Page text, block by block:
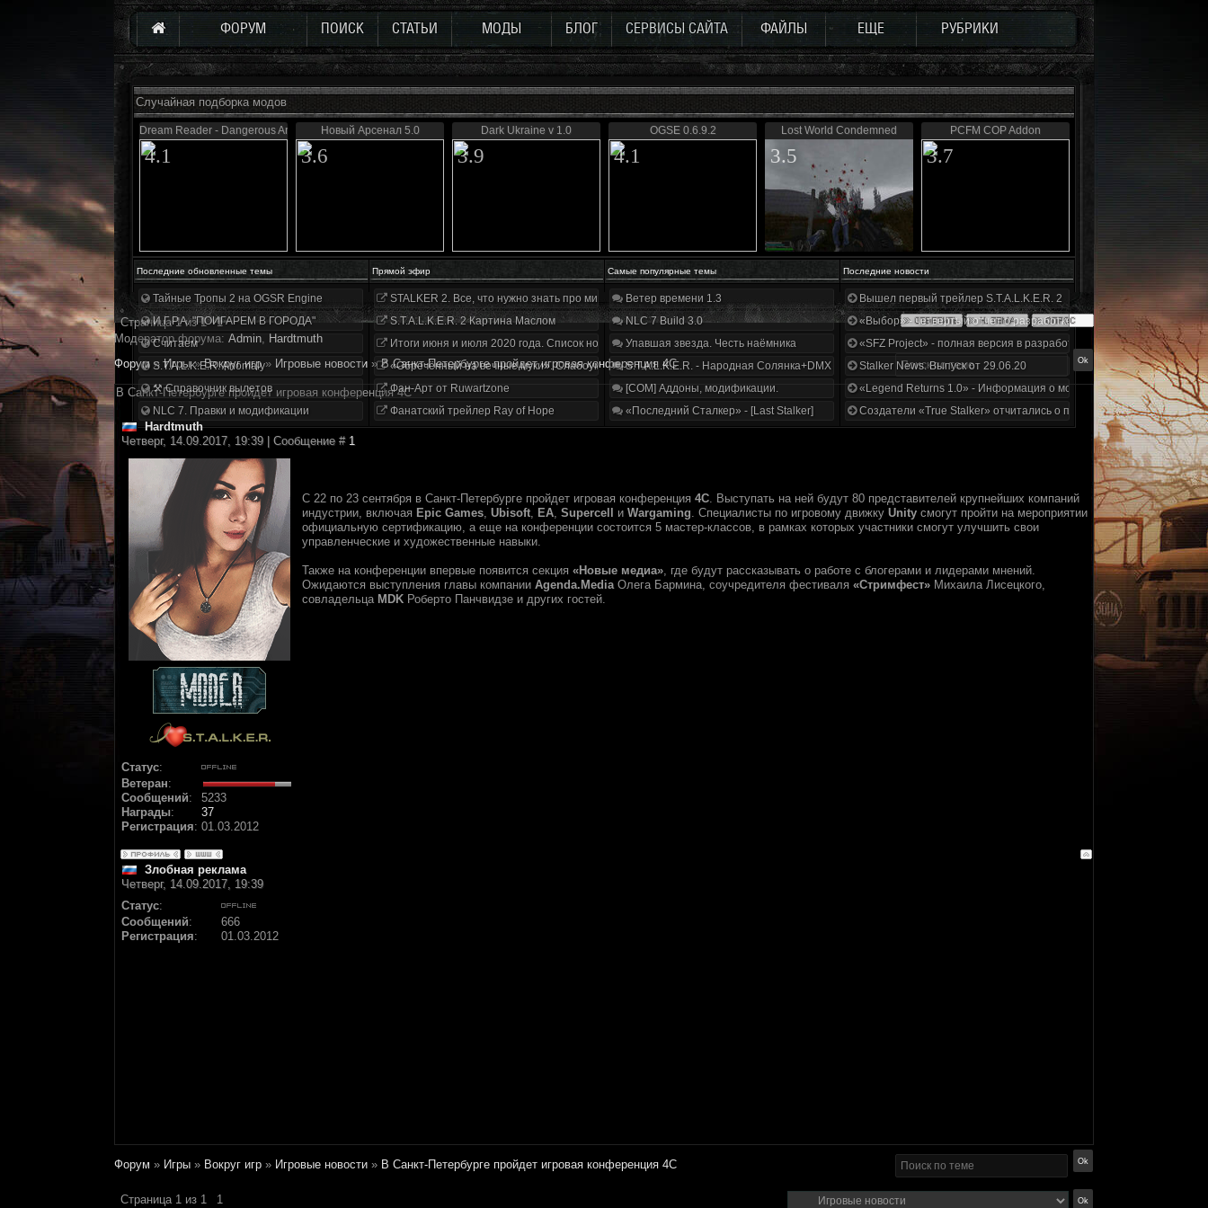
ФОРУМ ПОИСК СТАТЬИ МОДЫ БЛОГ СЕРВИСЫ САЙТА ФАЙЛЫ ЕЩЕ РУБРИКИ
Случайная подборка модов
Dream Reader - Dangerous Area
4.1
Новый Арсенал 5.0
3.6
Dark Ukraine v 1.0
3.9
OGSE 0.6.9.2
4.1
Lost World Condemned
3.5
PCFM COP Addon
3.7
Последние обновленные темы Прямой эфир Самые популярные темы Последние новости
Тайные Тропы 2 на OGSR Engine
И.Г.Р.А. "ПОИГАРЕМ В ГОРОДА"
Считаем
S.T.A.L.K.E.R. Anomaly
⚒ Справочник вылетов
NLC 7. Правки и модификации
STALKER 2. Все, что нужно знать про мир, геймплей и сюжет | Разбор трейлера
S.T.A.L.K.E.R. 2 Картина Маслом
Итоги июня и июля 2020 года. Список нововведений
«Обречённый на вечные муки». Слабоумие и отвага
Фан-Арт от Ruwartzone
Фанатский трейлер Ray of Hope
Ветер времени 1.3
NLC 7 Build 3.0
Упавшая звезда. Честь наёмника
S.T.A.L.K.E.R. - Народная Солянка+DMX 1.3.5.ООП.МА.К.
[COM] Аддоны, модификации.
«Последний Сталкер» - [Last Stalker]
Вышел первый трейлер S.T.A.L.K.E.R. 2
«Выбор» - четвертый отчет о разработке!
«SFZ Project» - полная версия в разработке!
Stalker News. Выпуск от 29.06.20
«Legend Returns 1.0» - Информация о моде за июнь 2020
Создатели «True Stalker» отчитались о проделанной работе
Страница1из1
1
Модератор форума: Аdmin, Hardtmuth
Форум » Игры » Вокруг игр » Игровые новости » В Санкт-Петербурге пройдет игровая конференция 4С
В Санкт-Петербурге пройдет игровая конференция 4С
Hardtmuth
Четверг, 14.09.2017, 19:39 | Сообщение # 1
Статус:
Ветеран:
Сообщений:
5233
Награды:
37
Регистрация: 01.03.2012
С 22 по 23 сентября в Санкт-Петербурге пройдет игровая конференция 4С. Выступать на ней будут 80 представителей крупнейших компаний
индустрии, включая Epic Games, Ubisoft, EA, Supercell и Wargaming. Специалисты по игровому движку Unity смогут пройти на мероприятии
официальную сертификацию, а еще на конференции состоится 5 мастер-классов, в рамках которых участники смогут улучшить свои
управленческие и художественные навыки.
Также на конференции впервые появится секция «Новые медиа», где будут рассказывать о работе с блогерами и лидерами мнений.
Ожидаются выступления главы компании Agenda.MediaОлега Бармина, соучредителя фестиваля «Стримфест» Михаила Лисецкого,
совладельца MDK Роберто Панчвидзе и других гостей.
Злобная реклама
Четверг, 14.09.2017, 19:39
Статус:
Сообщений:
666
Регистрация: 01.03.2012
Форум » Игры » Вокруг игр » Игровые новости » В Санкт-Петербурге пройдет игровая конференция 4С
Страница 1 из 1 1